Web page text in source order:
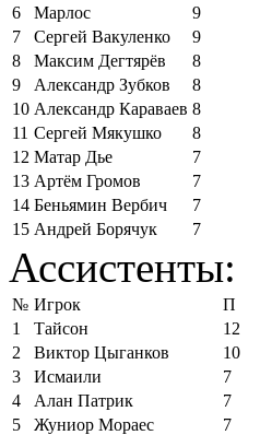
6
Марлос
9
7
Сергей Вакуленко
9
8
Максим Дегтярёв
8
9
Александр Зубков
8
10 Александр Караваев 8
11 Сергей Мякушко
8
12 Матар Дье
7
13 Артём Громов
7
14 Беньямин Вербич
7
15 Андрей Борячук 7
Ассистенты:
№ Игрок
П
1
Тайсон
12
2
Виктор Цыганков
10
3
Исмаили
7
4
Алан Патрик
7
5
Жуниор Мораес
7